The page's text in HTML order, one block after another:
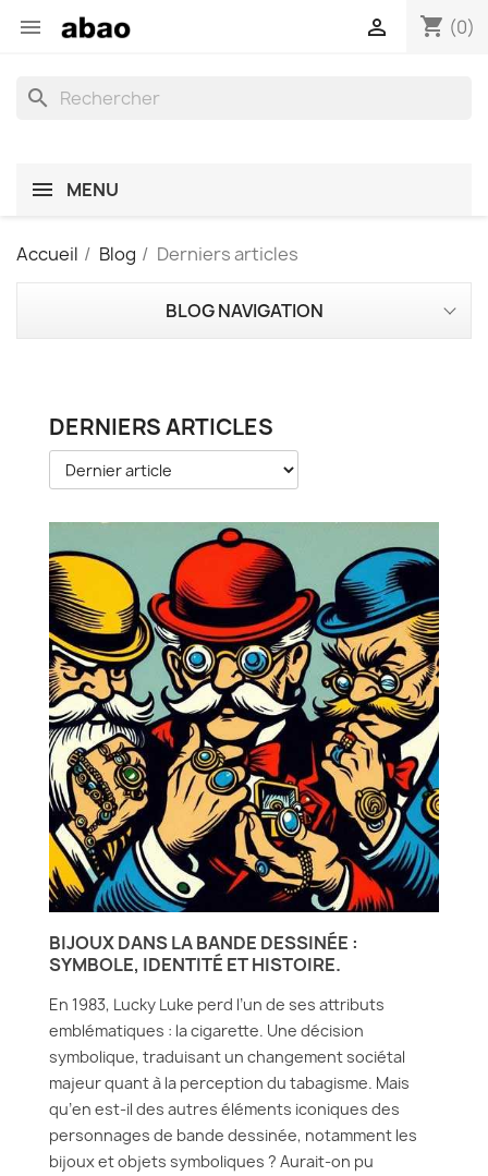
 shopping_cart (0)

search
MENU
Accueil Blog Derniers articles
BLOG NAVIGATION
DERNIERS ARTICLES
BIJOUX DANS LA BANDE DESSINÉE :
SYMBOLE, IDENTITÉ ET HISTOIRE.
En 1983, Lucky Luke perd l’un de ses attributs
emblématiques : la cigarette. Une décision
symbolique, traduisant un changement sociétal
majeur quant à la perception du tabagisme. Mais
qu’en est-il des autres éléments iconiques des
personnages de bande dessinée, notamment les
bijoux et objets symboliques ? Aurait-on pu